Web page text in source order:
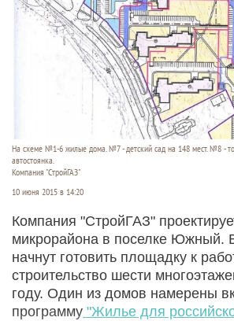
На схеме №1-6 жилые дома. №7 - детский сад на 148 мест. №8 -
автостоянка.
Компания "СтройГАЗ"
10 июня 2015 в 14:20
Компания "СтройГАЗ"
микрорайона в поселке Южный.
начнут готовить площадку к
строительство шести
году. Один из домов намерены
программу "Жилье для